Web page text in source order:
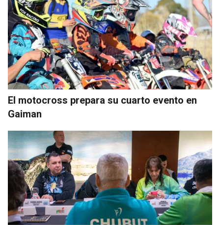
El motocross prepara su cuarto evento en
Gaiman